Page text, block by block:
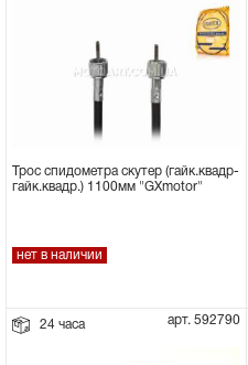
Трос спидометра скутер (гайк.квадр-
гайк.квадр.) 1100мм "GXmotor"
нет в наличии
24 часа арт. 592790